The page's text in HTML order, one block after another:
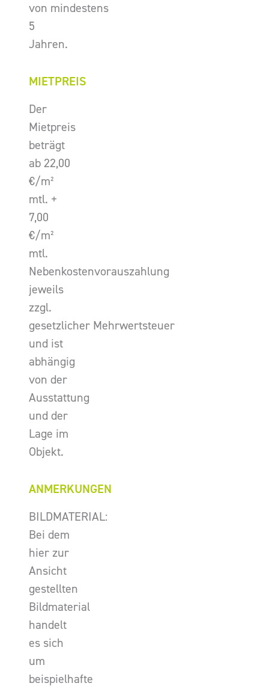
von mindestens
5
Jahren.
MIETPREIS
Der
Mietpreis
beträgt
ab 22,00
€/m²
mtl. +
7,00
€/m²
mtl.
Nebenkostenvorauszahlung
jeweils
zzgl.
gesetzlicher Mehrwertsteuer
und ist
abhängig
von der
Ausstattung
und der
Lage im
Objekt.
ANMERKUNGEN
BILDMATERIAL:
Bei dem
hier zur
Ansicht
gestellten
Bildmaterial
handelt
es sich
um
beispielhafte